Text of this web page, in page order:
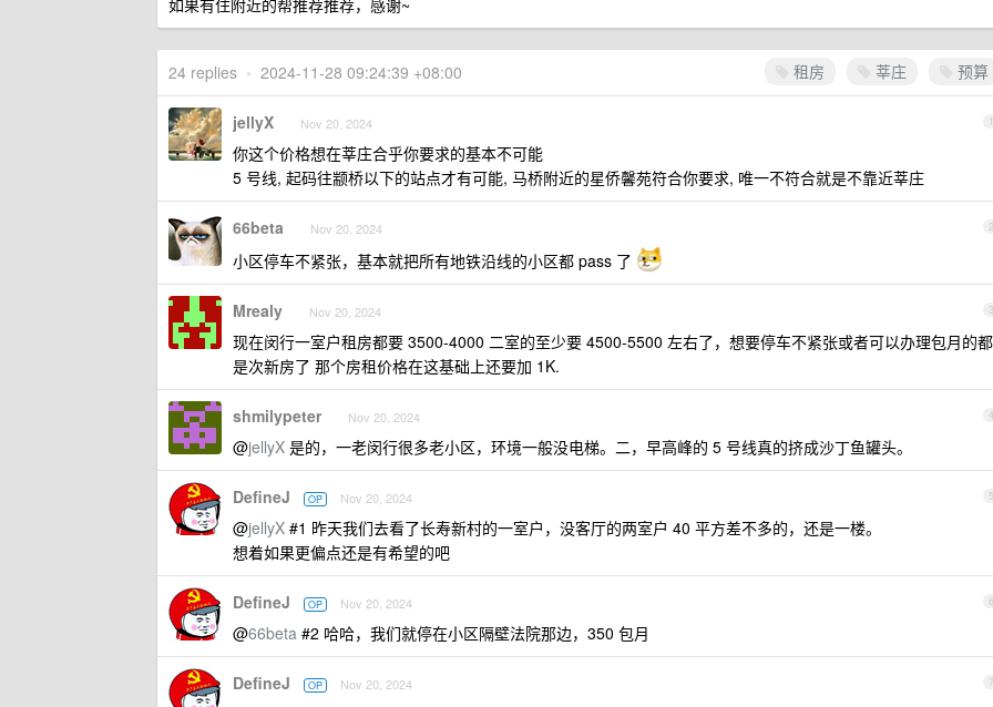
如果有住附近的帮推荐推荐，感谢~
租房 莘庄 预算
24 replies • 2024-11-28 09:24:39 +08:00
1
jellyX Nov 20, 2024
你这个价格想在莘庄合乎你要求的基本不可能
5 号线, 起码往颛桥以下的站点才有可能, 马桥附近的星侨馨苑符合你要求, 唯一不符合就是不靠近莘庄
2
66beta Nov 20, 2024
小区停车不紧张，基本就把所有地铁沿线的小区都 pass 了
3
Mrealy Nov 20, 2024
现在闵行一室户租房都要 3500-4000 二室的至少要 4500-5500 左右了，想要停车不紧张或者可以办理包月的都
是次新房了 那个房租价格在这基础上还要加 1K.
4
shmilypeter Nov 20, 2024
@jellyX 是的，一老闵行很多老小区，环境一般没电梯。二，早高峰的 5 号线真的挤成沙丁鱼罐头。
5
DefineJ OP Nov 20, 2024
@jellyX #1 昨天我们去看了长寿新村的一室户，没客厅的两室户 40 平方差不多的，还是一楼。
想着如果更偏点还是有希望的吧
6
DefineJ OP Nov 20, 2024
@66beta #2 哈哈，我们就停在小区隔壁法院那边，350 包月
7
DefineJ OP Nov 20, 2024